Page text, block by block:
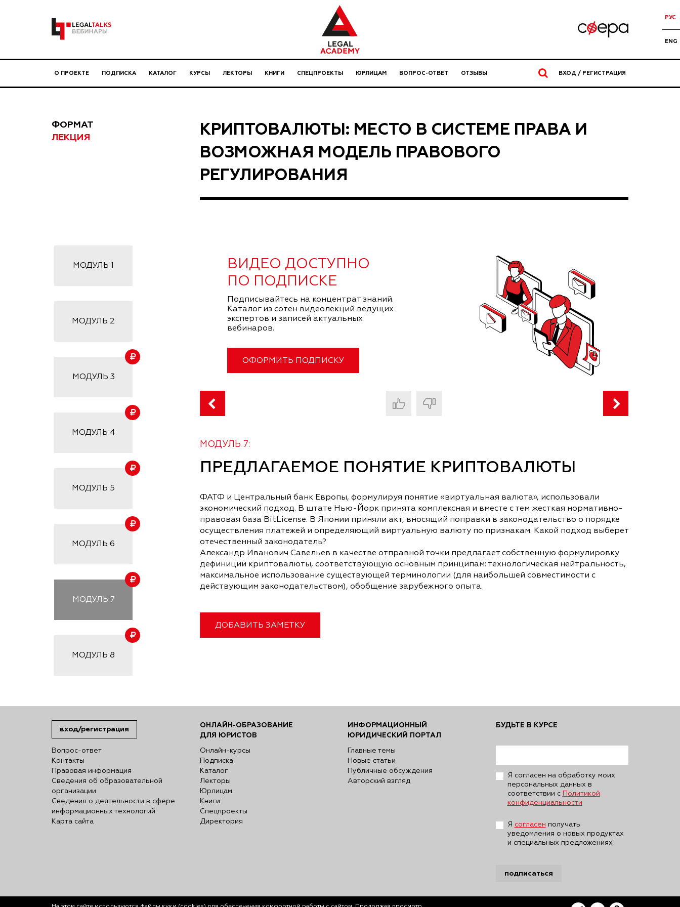
РУС
ENG
О ПРОЕКТЕ ПОДПИСКА КАТАЛОГ КУРСЫ ЛЕКТОРЫ КНИГИ СПЕЦПРОЕКТЫ ЮРЛИЦАМ ВОПРОС-ОТВЕТ ОТЗЫВЫ ВХОД / РЕГИСТРАЦИЯ
ФОРМАТ
ЛЕКЦИЯ
КРИПТОВАЛЮТЫ: МЕСТО В СИСТЕМЕ ПРАВА И
ВОЗМОЖНАЯ МОДЕЛЬ ПРАВОВОГО
РЕГУЛИРОВАНИЯ
МОДУЛЬ 1
МОДУЛЬ 2
МОДУЛЬ 3
МОДУЛЬ 4
МОДУЛЬ 5
МОДУЛЬ 6
МОДУЛЬ 7
МОДУЛЬ 8
ВИДЕО ДОСТУПНО
ПО ПОДПИСКЕ
Подписывайтесь на концентрат знаний.
Каталог из сотен видеолекций ведущих
экспертов и записей актуальных
вебинаров.
ОФОРМИТЬ ПОДПИСКУ
МОДУЛЬ 7:
ПРЕДЛАГАЕМОЕ ПОНЯТИЕ КРИПТОВАЛЮТЫ
ФАТФ и Центральный банк Европы, формулируя понятие «виртуальная валюта», использовали
экономический подход. В штате Нью-Йорк принята комплексная и вместе с тем жесткая нормативно-
правовая база BitLicense. В Японии приняли акт, вносящий поправки в законодательство о порядке
осуществления платежей и определяющий виртуальную валюту по признакам. Какой подход выберет
отечественный законодатель?
Александр Иванович Савельев в качестве отправной точки предлагает собственную формулировку
дефиниции криптовалюты, соответствующую основным принципам: технологическая нейтральность,
максимальное использование существующей терминологии (для наибольшей совместимости с
действующим законодательством), обобщение зарубежного опыта.
ДОБАВИТЬ ЗАМЕТКУ
вход/регистрация
Вопрос-ответ
Контакты
Правовая информация
Сведения об образовательной
организации
Сведения о деятельности в сфере
информационных технологий
Карта сайта
ОНЛАЙН-ОБРАЗОВАНИЕ
ДЛЯ ЮРИСТОВ
Онлайн-курсы
Подписка
Каталог
Лекторы
Юрлицам
Книги
Спецпроекты
Директория
ИНФОРМАЦИОННЫЙ
ЮРИДИЧЕСКИЙ ПОРТАЛ
Главные темы
Новые статьи
Публичные обсуждения
Авторский взгляд
БУДЬТЕ В КУРСЕ
Я согласен на обработку моих
персональных данных в
соответствии с Политикой
конфиденциальности
Я согласен получать
уведомления о новых продуктах
и специальных предложениях
подписаться